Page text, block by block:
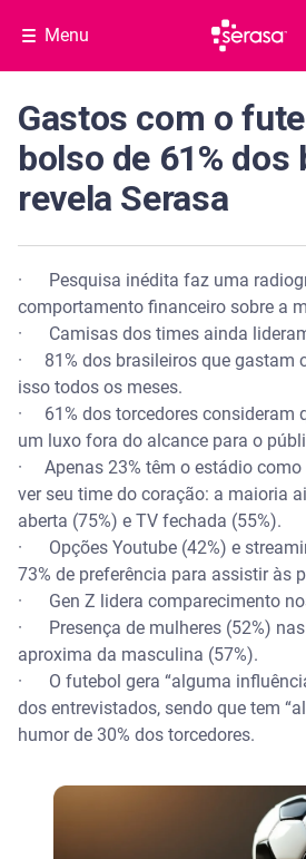
Menu
Gastos com o
bolso de 61%
revela Serasa
· Pesquisa inédita faz uma
comportamento financeiro sobre a
· Camisas dos times ainda
· 81% dos brasileiros que gastam
isso todos os meses.
· 61% dos torcedores consideram
um luxo fora do alcance para o
· Apenas 23% têm o estádio
ver seu time do coração: a maioria
aberta (75%) e TV fechada (55%).
· Opções Youtube (42%) e
73% de preferência para assistir às
· Gen Z lidera comparecimento
· Presença de mulheres (52%)
aproxima da masculina (57%).
· O futebol gera “alguma
dos entrevistados, sendo que tem
humor de 30% dos torcedores.